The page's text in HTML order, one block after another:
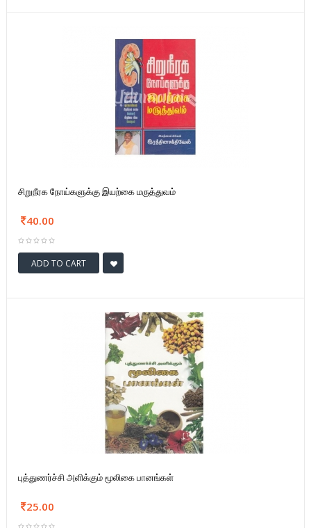
சிறுநீரக நோய்களுக்கு இயற்கை மருத்துவம்
40.00
ADD TO CART
புத்துணர்ச்சி அளிக்கும் மூலிகை பானங்கள்
25.00